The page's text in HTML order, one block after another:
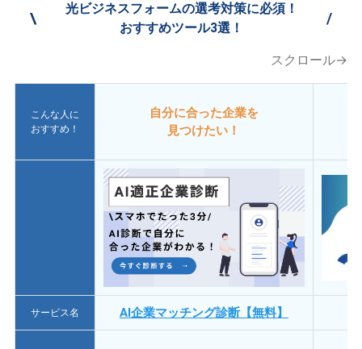
\
光ビジネスフォームの選考対策に必須！
おすすめツール3選！
/
スクロール→
こんな人に
おすすめ！
自分に合った企業を
見つけたい！
サービス名 AI企業マッチング診断【無料】